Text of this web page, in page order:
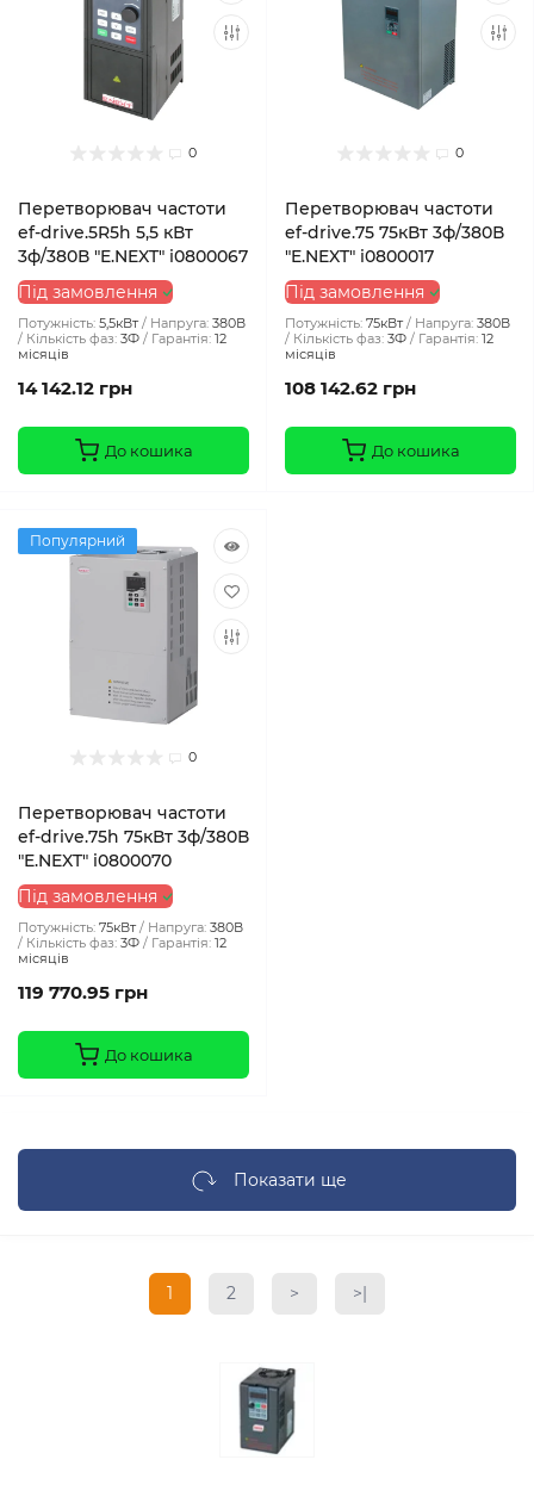
0
Перетворювач частоти
ef-drive.5R5h 5,5 кВт
3ф/380В "E.NEXT" i0800067
Під замовлення
Потужність: 5,5кВт Напруга: 380В
Кількість фаз: 3Ф Гарантія: 12
місяців
14 142.12 грн
До кошика
0
Перетворювач частоти
ef-drive.75 75кВт 3ф/380В
"E.NEXT" i0800017
Під замовлення
Потужність: 75кВт Напруга: 380В
Кількість фаз: 3Ф Гарантія: 12
місяців
108 142.62 грн
До кошика
Популярний
0
Перетворювач частоти
ef-drive.75h 75кВт 3ф/380В
"E.NEXT" i0800070
Під замовлення
Потужність: 75кВт Напруга: 380В
Кількість фаз: 3Ф Гарантія: 12
місяців
119 770.95 грн
До кошика
Показати ще
1 2 > >|